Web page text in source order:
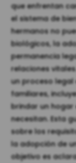
que enfrentan
el sistema de
hermanos no
biológicos, la
permanencia
relaciones
un proceso
familiares,
brindar un
necesitan. Esta
sobre los
la adopción de
objetivo es